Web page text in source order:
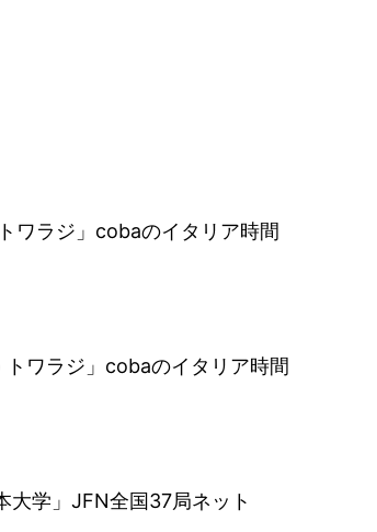
ワラジ」cobaのイタリア時間
ワラジ」cobaのイタリア時間
学」JFN全国37局ネット